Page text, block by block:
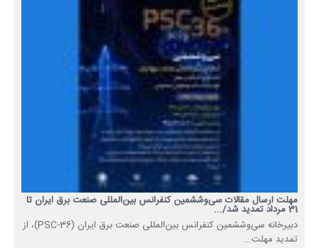
مهلت ارسال مقالات سی‌وششمین کنفرانس بین‌المللی صنعت برق ایران تا
31 مرداد تمدید شد/...
دبیرخانه سی‌وششمین کنفرانس بین‌المللی صنعت برق ایران (PSC-36)، از
تمدید مهلت...